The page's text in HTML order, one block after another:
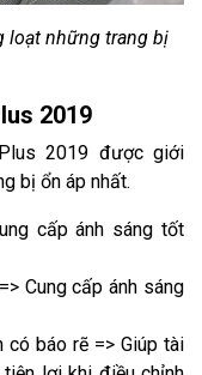
loạt những trang bị
2019
2019 được giới
bị ổn áp nhất.
cấp ánh sáng tốt
Cung cấp ánh sáng
có báo rẽ => Giúp tài